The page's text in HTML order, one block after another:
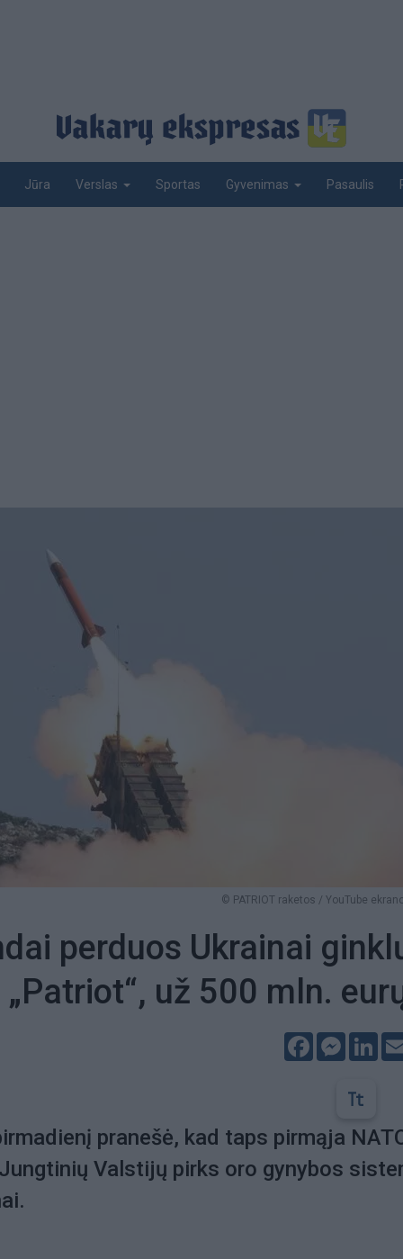
Jūra Verslas Sportas Gyvenimas Pasaulis
© PATRIOT raketos / YouTube
perduos Ukrainai
už 500 mln.
Facebook
pranešė, kad taps pirmąja
Valstijų pirks oro gynybos